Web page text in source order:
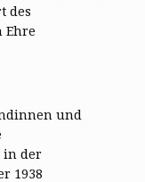
des
Ehre
und
in der
1938